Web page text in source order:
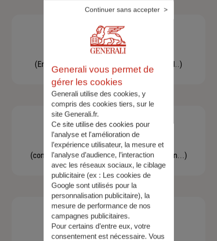
Besoin d'une assistance
(En cas d'accident, bris de glace, un conseil..)
Demande d'information
(concernant une actualité, une réglementation...)
Contacter un agent
Generali vous permet de
gérer les cookies
Generali utilise des cookies, y
compris des cookies tiers, sur le
site Generali.fr.
Ce site utilise des cookies pour
l’analyse et l'amélioration de
l’expérience utilisateur, la mesure et
l’analyse d’audience, l’interaction
avec les réseaux sociaux, le ciblage
publicitaire (ex : Les cookies de
Google sont utilisés pour la
personnalisation publicitaire), la
mesure de performance de nos
campagnes publicitaires.
Pour certains d’entre eux, votre
consentement est nécessaire. Vous
Continuer sans accepter